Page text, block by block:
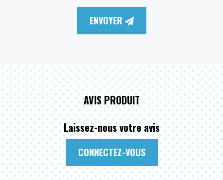
ENVOYER
AVIS PRODUIT
Laissez-nous votre avis
CONNECTEZ-VOUS